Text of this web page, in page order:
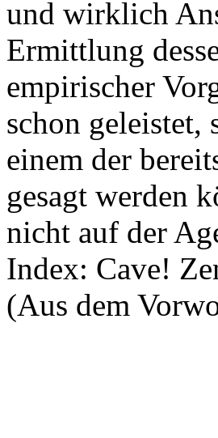
und wirklich
Ermittlung
empirischer
schon geleistet,
einem der
gesagt werden
nicht auf der
Index: Cave!
(Aus dem